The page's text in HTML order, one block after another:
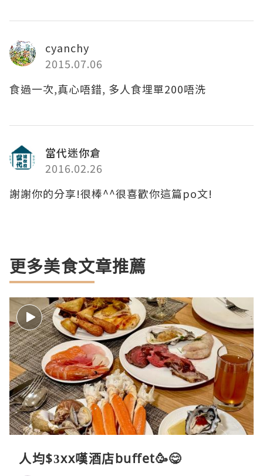
cyanchy
2015.07.06
食過一次,真心唔錯, 多人食埋單200唔洗
當代迷你倉
2016.02.26
謝謝你的分享!很棒^^很喜歡你這篇po文!
更多美食文章推薦
人均$3xx嘆酒店buffet🥳😋